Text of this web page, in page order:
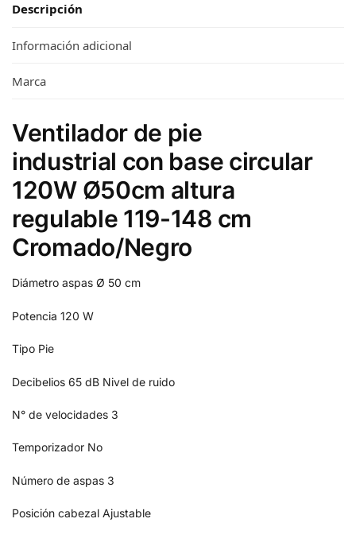
Descripción
Información adicional
Marca
Ventilador de pie
industrial con base circular
120W Ø50cm altura
regulable 119-148 cm
Cromado/Negro
Diámetro aspas Ø 50 cm
Potencia 120 W
Tipo Pie
Decibelios 65 dB Nivel de ruido
N° de velocidades 3
Temporizador No
Número de aspas 3
Posición cabezal Ajustable